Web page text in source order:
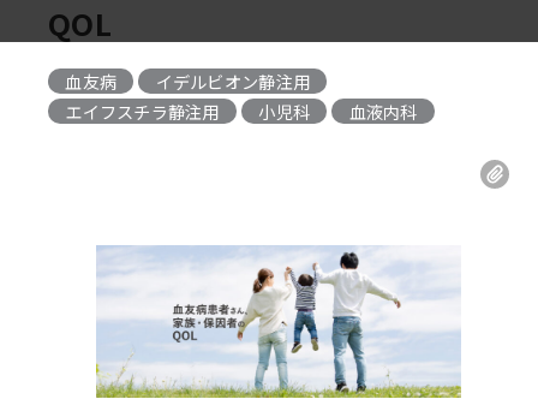
QOL
血友病 イデルビオン静注用
,
エイフスチラ静注用 小児科
, 血液内科